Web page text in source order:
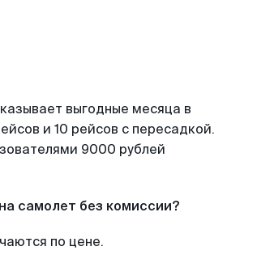
выгодные месяца в
и 10 рейсов с пересадкой.
9000 рублей
самолет без комиссии?
по цене.